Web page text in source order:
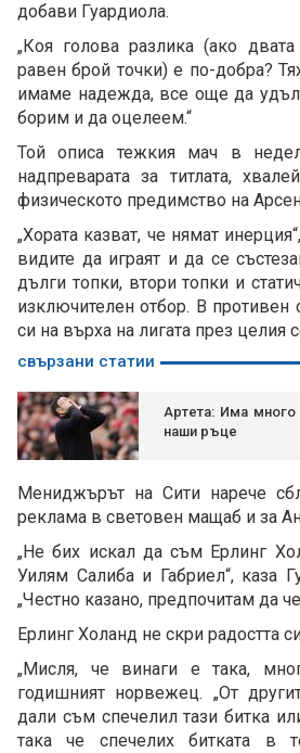
добави Гуардиола.
„Коя голова разлика (ако
равен брой точки) е по-добра?
имаме надежда, все още да
борим и да оцелеем.“
Той описа тежкия мач в
надпреварата за титлата,
физическото предимство на
„Хората казват, че нямат
видите да играят и да се
дълги топки, втори топки и
изключителен отбор. В
си на върха на лигата през целия
свързани статии
Артета: Има много
наши ръце
Мениджърът на Сити нарече
реклама в световен мащаб и за
„Не бих искал да съм Ерлинг
Уилям Салиба и Габриел“, каза
„Честно казано, предпочитам да
Ерлинг Холанд не скри радостта
„Мисля, че винаги е така,
годишният норвежец. „От
дали съм спечелил тази битка
така че спечелих битката в